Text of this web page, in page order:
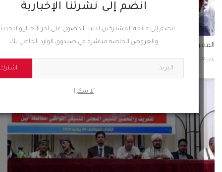
انضم إلى نشرتنا الإخبارية
انضم إلى قائمة المشتركين لدينا للحصول على آخر الأخبار والتحديثات
والعروض الخاصة مباشرة في صندوق الوارد الخاص بك
ًلا شكرا
الاقتصادية النفطية معركة الجنوب لاستعادة الوطن
72